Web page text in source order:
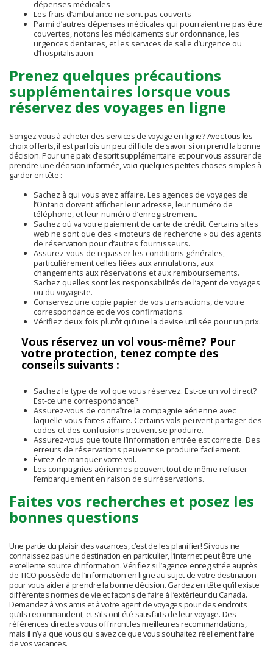
dépenses médicales
Les frais d’ambulance ne sont pas couverts
Parmi d’autres dépenses médicales qui pourraient ne pas être
couvertes, notons les médicaments sur ordonnance, les
urgences dentaires, et les services de salle d’urgence ou
d’hospitalisation.
Prenez quelques précautions
supplémentaires lorsque vous
réservez des voyages en ligne
Songez-vous à acheter des services de voyage en ligne? Avec tous les
choix offerts, il est parfois un peu difficile de savoir si on prend la bonne
décision. Pour une paix d’esprit supplémentaire et pour vous assurer de
prendre une décision informée, voici quelques petites choses simples à
garder en tête :
Sachez à qui vous avez affaire. Les agences de voyages de
l’Ontario doivent afficher leur adresse, leur numéro de
téléphone, et leur numéro d’enregistrement.
Sachez où va votre paiement de carte de crédit. Certains sites
web ne sont que des « moteurs de recherche » ou des agents
de réservation pour d’autres fournisseurs.
Assurez-vous de repasser les conditions générales,
particulièrement celles liées aux annulations, aux
changements aux réservations et aux remboursements.
Sachez quelles sont les responsabilités de l’agent de voyages
ou du voyagiste.
Conservez une copie papier de vos transactions, de votre
correspondance et de vos confirmations.
Vérifiez deux fois plutôt qu’une la devise utilisée pour un prix.
Vous réservez un vol vous-même? Pour
votre protection, tenez compte des
conseils suivants :
Sachez le type de vol que vous réservez. Est-ce un vol direct?
Est-ce une correspondance?
Assurez-vous de connaître la compagnie aérienne avec
laquelle vous faites affaire. Certains vols peuvent partager des
codes et des confusions peuvent se produire.
Assurez-vous que toute l’information entrée est correcte. Des
erreurs de réservations peuvent se produire facilement.
Évitez de manquer votre vol.
Les compagnies aériennes peuvent tout de même refuser
l’embarquement en raison de surréservations.
Faites vos recherches et posez les
bonnes questions
Une partie du plaisir des vacances, c’est de les planifier! Si vous ne
connaissez pas une destination en particulier, l’internet peut être une
excellente source d’information. Vérifiez si l’agence enregistrée auprès
de TICO possède de l’information en ligne au sujet de votre destination
pour vous aider à prendre la bonne décision. Gardez en tête qu’il existe
différentes normes de vie et façons de faire à l’extérieur du Canada.
Demandez à vos amis et à votre agent de voyages pour des endroits
qu’ils recommandent, et s’ils ont été satisfaits de leur voyage. Des
références directes vous offriront les meilleures recommandations,
mais il n’y a que vous qui savez ce que vous souhaitez réellement faire
de vos vacances.